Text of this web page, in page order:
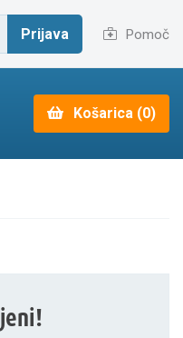
Prijava Pomoč
Košarica (0)